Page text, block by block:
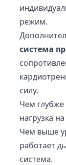
режим.
система
силу.
Чем
нагрузка
Чем выше
работает
система.